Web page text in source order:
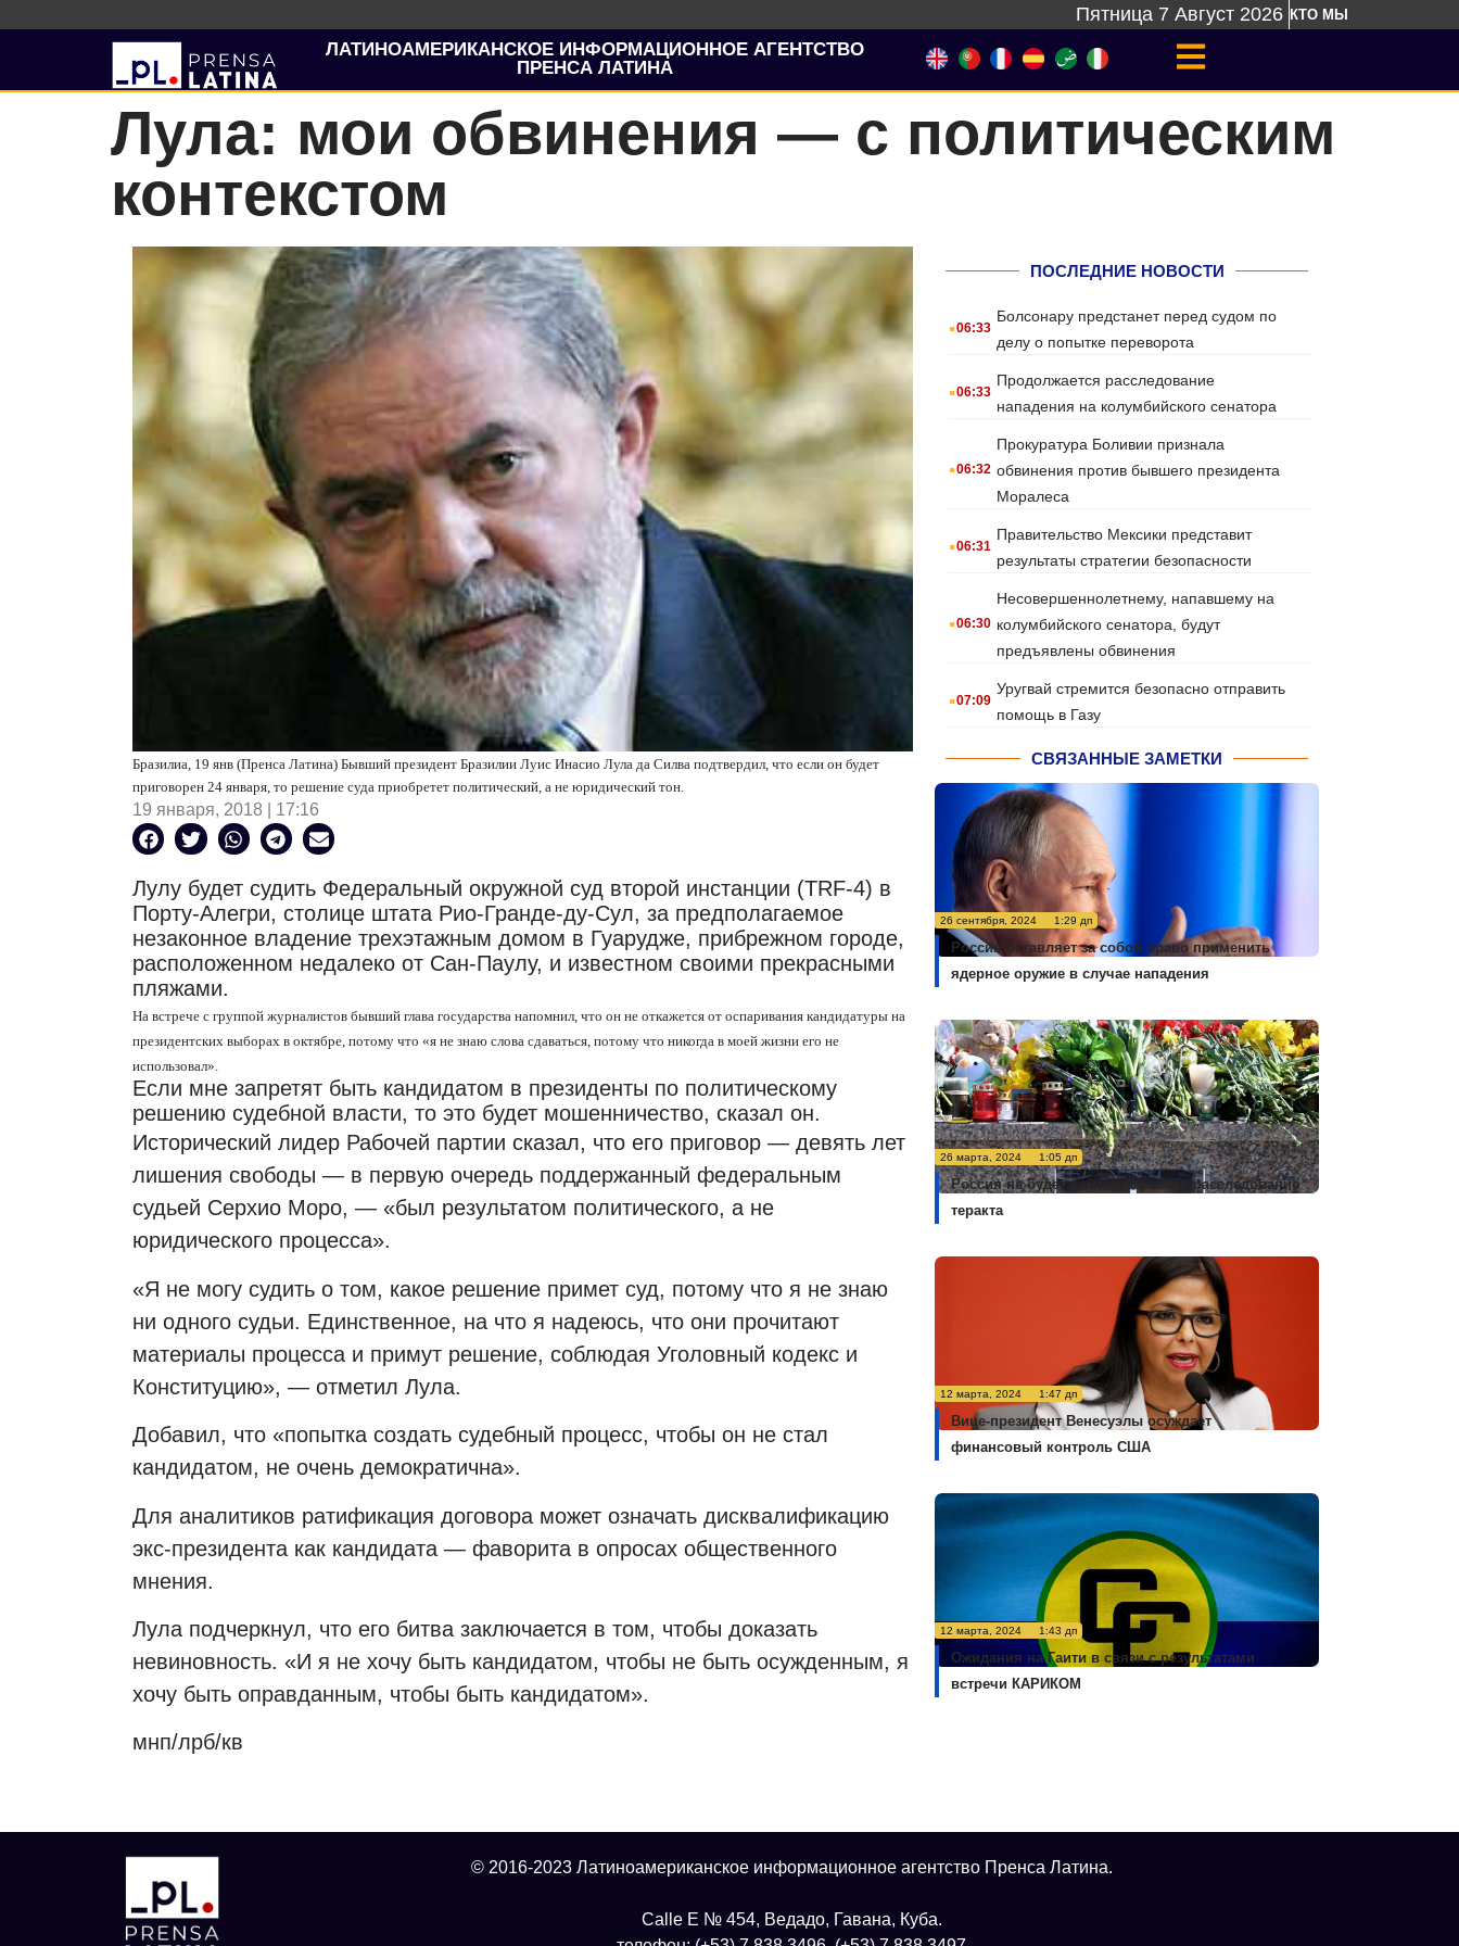
Пятница 7 Август 2026 КТО МЫ
ЛАТИНОАМЕРИКАНСКОЕ ИНФОРМАЦИОННОЕ АГЕНТСТВО
ПРЕНСА ЛАТИНА
Лула: мои обвинения — с политическим
контекстом
Бразилиа, 19 янв (Пренса Латина) Бывший президент Бразилии Луис Инасио Лула да Силва подтвердил, что если он будет
приговорен 24 января, то решение суда приобретет политический, а не юридический тон.
19 января, 2018 | 17:16
Лулу будет судить Федеральный окружной суд второй инстанции (TRF-4) в
Порту-Алегри, столице штата Рио-Гранде-ду-Сул, за предполагаемое
незаконное владение трехэтажным домом в Гуарудже, прибрежном городе,
расположенном недалеко от Сан-Паулу, и известном своими прекрасными
пляжами.
На встрече с группой журналистов бывший глава государства напомнил, что он не откажется от оспаривания кандидатуры на
президентских выборах в октябре, потому что «я не знаю слова сдаваться, потому что никогда в моей жизни его не
использовал».
Если мне запретят быть кандидатом в президенты по политическому
решению судебной власти, то это будет мошенничество, сказал он.
Исторический лидер Рабочей партии сказал, что его приговор — девять лет
лишения свободы — в первую очередь поддержанный федеральным
судьей Серхио Моро, — «был результатом политического, а не
юридического процесса».
«Я не могу судить о том, какое решение примет суд, потому что я не знаю
ни одного судьи. Единственное, на что я надеюсь, что они прочитают
материалы процесса и примут решение, соблюдая Уголовный кодекс и
Конституцию», — отметил Лула.
Добавил, что «попытка создать судебный процесс, чтобы он не стал
кандидатом, не очень демократична».
Для аналитиков ратификация договора может означать дисквалификацию
экс-президента как кандидата — фаворита в опросах общественного
мнения.
Лула подчеркнул, что его битва заключается в том, чтобы доказать
невиновность. «И я не хочу быть кандидатом, чтобы не быть осужденным, я
хочу быть оправданным, чтобы быть кандидатом».
мнп/лрб/кв
ПОСЛЕДНИЕ НОВОСТИ
.06:33
Болсонару предстанет перед судом по
делу о попытке переворота
.06:33
Продолжается расследование
нападения на колумбийского сенатора
.06:32
Прокуратура Боливии признала
обвинения против бывшего президента
Моралеса
.06:31
Правительство Мексики представит
результаты стратегии безопасности
.06:30
Несовершеннолетнему, напавшему на
колумбийского сенатора, будут
предъявлены обвинения
.07:09
Уругвай стремится безопасно отправить
помощь в Газу
СВЯЗАННЫЕ ЗАМЕТКИ
26 сентября, 2024 1:29 дп
Россия оставляет за собой право применить
ядерное оружие в случае нападения
26 марта, 2024 1:05 дп
Россия не будет комментировать расследование
теракта
12 марта, 2024 1:47 дп
Вице-президент Венесуэлы осуждает
финансовый контроль США
12 марта, 2024 1:43 дп
Ожидания на Гаити в связи с результатами
встречи КАРИКОМ
© 2016-2023 Латиноамериканское информационное агентство Пренса Латина.
Calle E № 454, Ведадо, Гавана, Куба.